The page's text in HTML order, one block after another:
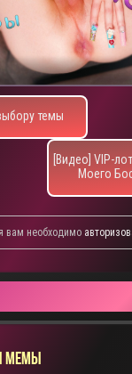
темы
[Видео] VIP-
Моего
вам необходимо
МЕМЫ